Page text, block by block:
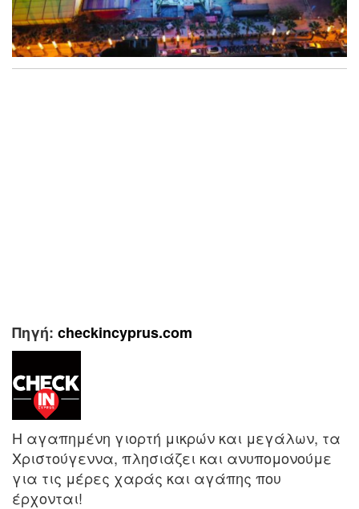
Πηγή: checkincyprus.com
Η αγαπημένη γιορτή μικρών και μεγάλων, τα
Χριστούγεννα, πλησιάζει και ανυπομονούμε
για τις μέρες χαράς και αγάπης που
έρχονται!